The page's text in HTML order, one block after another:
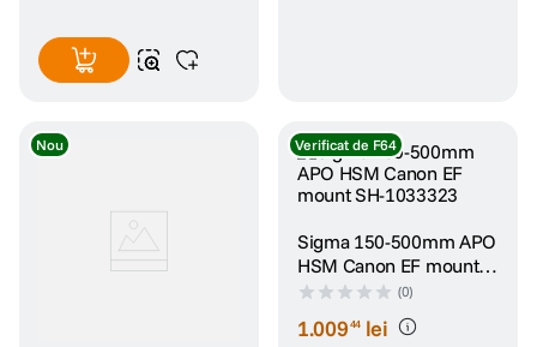
Nou Verificat de F64
Sigma 150-500mm APO
HSM Canon EF mount
SH-1033323(0)
1.00944 lei